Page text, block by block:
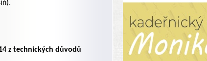
.
z technických důvodů